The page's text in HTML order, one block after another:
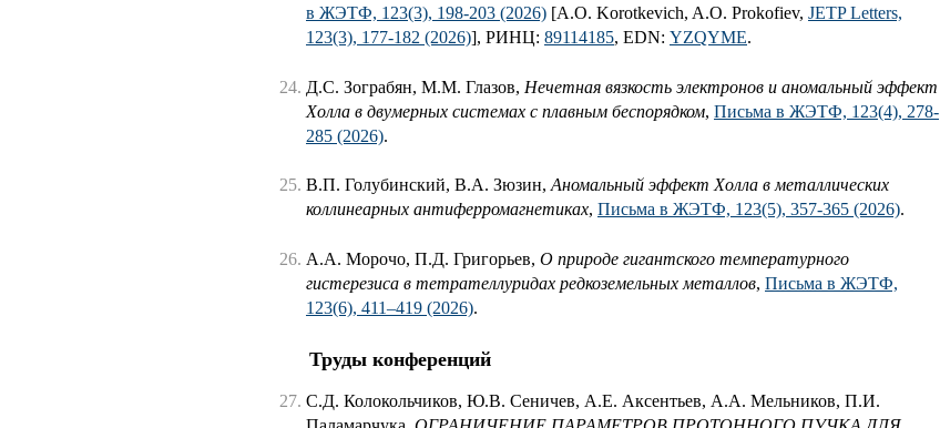
в ЖЭТФ, 123(3), 198-203 (2026) [A.O. Korotkevich, A.O. Prokofiev, JETP Letters,
123(3), 177-182 (2026)], РИНЦ: 89114185, EDN: YZQYME.
Д.С. Зограбян, М.М. Глазов, Нечетная вязкость электронов и аномальный эффект
Холла в двумерных системах с плавным беспорядком, Письма в ЖЭТФ, 123(4), 278-
285 (2026).
В.П. Голубинский, В.А. Зюзин, Аномальный эффект Холла в металлических
коллинеарных антиферромагнетиках, Письма в ЖЭТФ, 123(5), 357-365 (2026).
А.А. Морочо, П.Д. Григорьев, О природе гигантского температурного
гистерезиса в тетрателлуридах редкоземельных металлов, Письма в ЖЭТФ,
123(6), 411–419 (2026).
Труды конференций
С.Д. Колокольчиков, Ю.В. Сеничев, А.Е. Аксентьев, А.А. Мельников, П.И.